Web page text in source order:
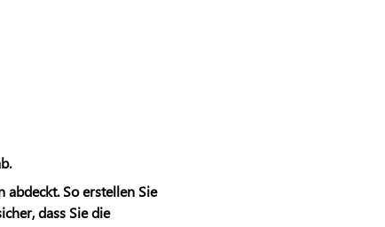
So erstellen Sie
dass Sie die